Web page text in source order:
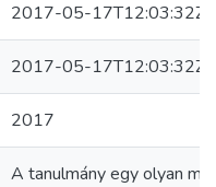
2017-05-17T12:03:32Z
2017-05-17T12:03:32Z
2017
A tanulmány egy olyan